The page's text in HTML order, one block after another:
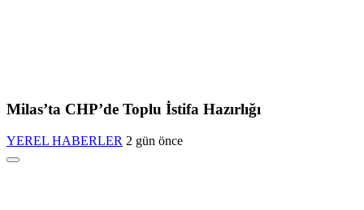
Milas’ta CHP’de Toplu İstifa Hazırlığı
YEREL HABERLER 2 gün önce